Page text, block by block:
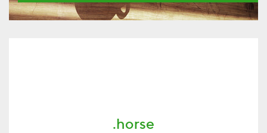
.horse